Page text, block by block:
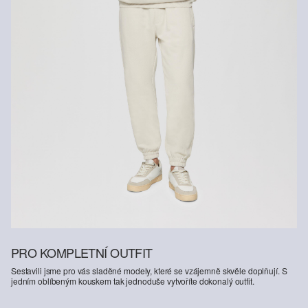
Podpora Better Cotton: Když se rozhodnete pro naše výrobky z
bavlny, podpoříte tím naši investici do úsilí organizace Better
Cotton pomáhat komunitám, aby se zachovaly a prosperovaly. A
zároveň podpoříte jejich snahu chránit a obnovovat životní
prostředí. Organizace Better Cotton podporuje zemědělské
komunity ze sociálního, ekologického a ekonomického hlediska
tak, že školí zemědělce v oblasti udržitelnějších zemědělských
metod. Tento výrobek byl vyroben systémem hmotnostní bilance, a
proto bavlnu Better Cotton nemusí obsahovat. Další informace
soliver-group.com
PRO KOMPLETNÍ OUTFIT
Sestavili jsme pro vás sladěné modely, které se vzájemně skvěle doplňují. S
jedním oblíbeným kouskem tak jednoduše vytvoříte dokonalý outfit.